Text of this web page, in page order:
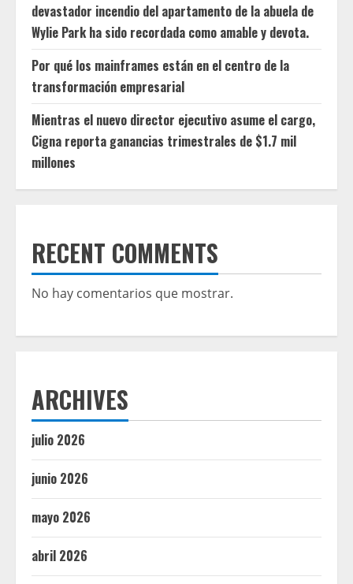
devastador incendio del apartamento de la abuela de
Wylie Park ha sido recordada como amable y devota.
Por qué los mainframes están en el centro de la
transformación empresarial
Mientras el nuevo director ejecutivo asume el cargo,
Cigna reporta ganancias trimestrales de $1.7 mil
millones
RECENT COMMENTS
No hay comentarios que mostrar.
ARCHIVES
julio 2026
junio 2026
mayo 2026
abril 2026